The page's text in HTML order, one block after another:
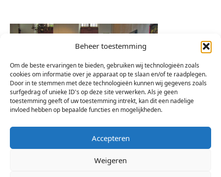
Beheer toestemming
Om de beste ervaringen te bieden, gebruiken wij technologieën zoals
cookies om informatie over je apparaat op te slaan en/of te raadplegen.
Door in te stemmen met deze technologieën kunnen wij gegevens zoals
surfgedrag of unieke ID's op deze site verwerken. Als je geen
toestemming geeft of uw toestemming intrekt, kan dit een nadelige
invloed hebben op bepaalde functies en mogelijkheden.
Accepteren
Weigeren